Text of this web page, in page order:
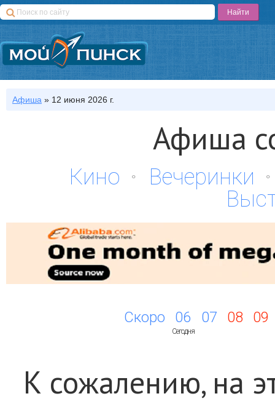
Афиша » 12 июня 2026 г.
Афиша
Кино
Вечеринки
Скоро 06
Сегодня
07 08 09
К сожалению, на